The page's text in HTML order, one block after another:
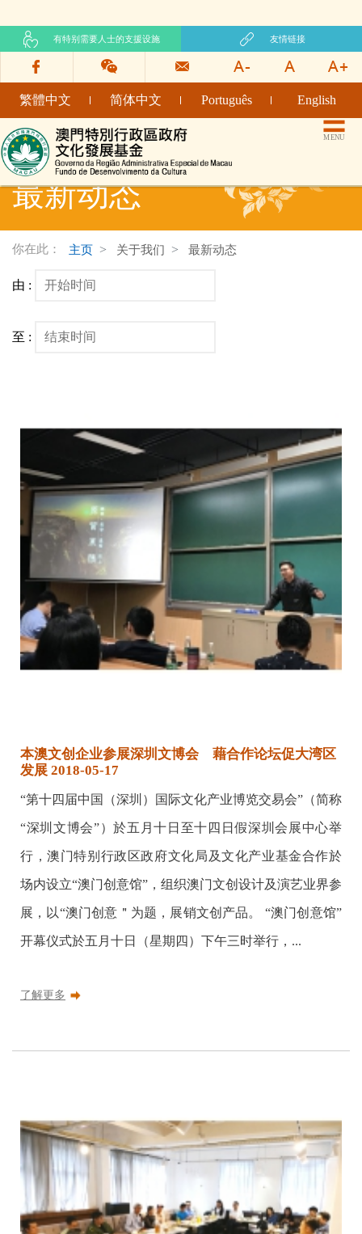
有特别需要人士的支援设施 友情链接
繁體中文 简体中文 Português English
文化发展基金网页 MENU
最新动态
你在此： 主页 关于我们 最新动态
由 :
至 :
本澳文创企业参展深圳文博会 藉合作论坛促大湾区
发展 2018-05-17
“第十四届中国（深圳）国际文化产业博览交易会”（简称
“深圳文博会”）於五月十日至十四日假深圳会展中心举
行，澳门特别行政区政府文化局及文化产业基金合作於
场内设立“澳门创意馆”，组织澳门文创设计及演艺业界参
展，以“澳门创意＂为题，展销文创产品。 “澳门创意馆”
开幕仪式於五月十日（星期四）下午三时举行，...
了解更多